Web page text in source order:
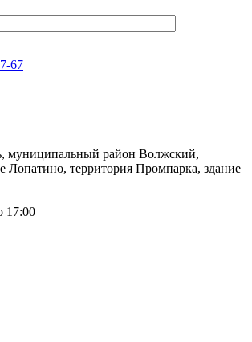
67
муниципальный район Волжский,
Лопатино, территория Промпарка, здание
17:00